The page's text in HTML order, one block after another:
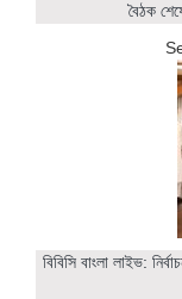
বৈঠক
বিবিসি বাংলা লাইভ: